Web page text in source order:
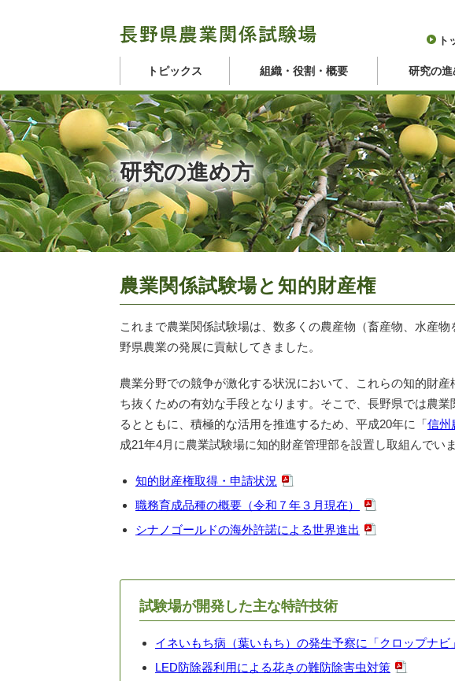
ト
トピックス 組織・役割・概要 研究の進
研究の進め方
農業関係試験場と知的財産権
これまで農業関係試験場は、数多くの農産物（畜産物、水産
野県農業の発展に貢献してきました。
農業分野での競争が激化する状況において、これらの知的財
ち抜くための有効な手段となります。そこで、長野県では農
るとともに、積極的な活用を推進するため、平成20年に「信州
成21年4月に農業試験場に知的財産管理部を設置し取組んでいま
知的財産権取得・申請状況
職務育成品種の概要（令和７年３月現在）
シナノゴールドの海外許諾による世界進出
試験場が開発した主な特許技術
イネいもち病（葉いもち）の発生予察に「クロップナビ
LED防除器利用による花きの難防除害虫対策